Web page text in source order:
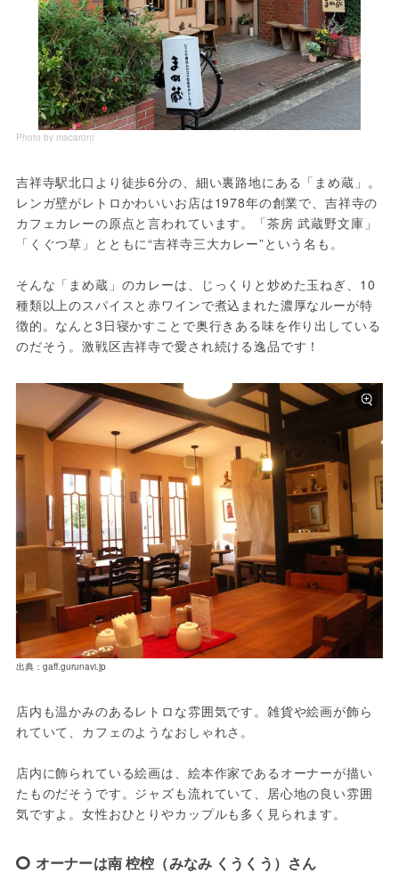
Photo by macaroni
吉祥寺駅北口より徒歩6分の、細い裏路地にある「まめ蔵」。
レンガ壁がレトロかわいいお店は1978年の創業で、吉祥寺の
カフェカレーの原点と言われています。「茶房 武蔵野文庫」
「くぐつ草」とともに“吉祥寺三大カレー”という名も。
そんな「まめ蔵」のカレーは、じっくりと炒めた玉ねぎ、10
種類以上のスパイスと赤ワインで煮込まれた濃厚なルーが特
徴的。なんと3日寝かすことで奥行きある味を作り出している
のだそう。激戦区吉祥寺で愛され続ける逸品です！
出典：gaff.gurunavi.jp
店内も温かみのあるレトロな雰囲気です。雑貨や絵画が飾ら
れていて、カフェのようなおしゃれさ。
店内に飾られている絵画は、絵本作家であるオーナーが描い
たものだそうです。ジャズも流れていて、居心地の良い雰囲
気ですよ。女性おひとりやカップルも多く見られます。
オーナーは南 椌椌（みなみ くうくう）さん